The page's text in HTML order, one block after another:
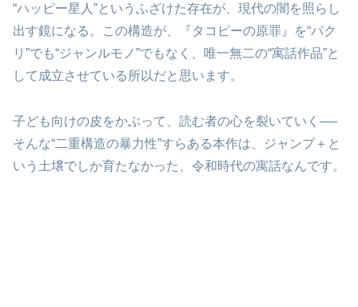
“ハッピー星人”というふざけた存在が、現代の闇を照らし
出す鏡になる。この構造が、『タコピーの原罪』を“パク
リ”でも“ジャンルモノ”でもなく、唯一無二の“寓話作品”と
して成立させている所以だと思います。
子ども向けの皮をかぶって、読む者の心を裂いていく──
そんな“二重構造の暴力性”すらある本作は、ジャンプ＋と
いう土壌でしか育たなかった、令和時代の寓話なんです。